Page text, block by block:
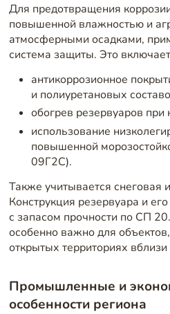
Для предотвращения
повышенной влажностью и
атмосферными осадками,
система защиты. Это
антикоррозионное
и полиуретановых
обогрев резервуаров при
использование
повышенной
09Г2С).
Также учитывается снеговая
Конструкция резервуара и
с запасом прочности по СП
особенно важно для
открытых территориях
Промышленные и
особенности региона